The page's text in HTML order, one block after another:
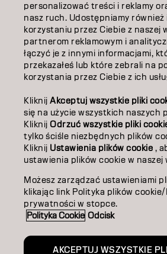
O NAS
ZOSTAŃ PARTNEREM
SKONTAKTUJ SIĘ Z NAMI
KontaktPolityka prywatności
Polityka dotycząca plików cookie
Dostępność
Zaangażowanie na rzecz
PO | Polish
Goldwell jest
personalizować treści i reklamy
nasz ruch. Udostępniamy
korzystaniu przez Ciebie z naszej
partnerom reklamowym i
łączyć je z innymi informacjami,
przekazałeś lub które zebrali na
korzystania przez Ciebie z ich
KliknijAkceptuj wszystkie pliki
się na użycie wszystkich naszych
KliknijOdrzuć wszystkie pliki
tylko ściśle niezbędnych plików
Kliknij Ustawienia plików cookie ,
ustawienia plików cookie w naszej
Możesz zarządzać ustawieniami
klikając link Polityka plików
prywatności w stopce.
Polityka Cookie Odcisk
AKCEPTUJ WSZYSTKIE